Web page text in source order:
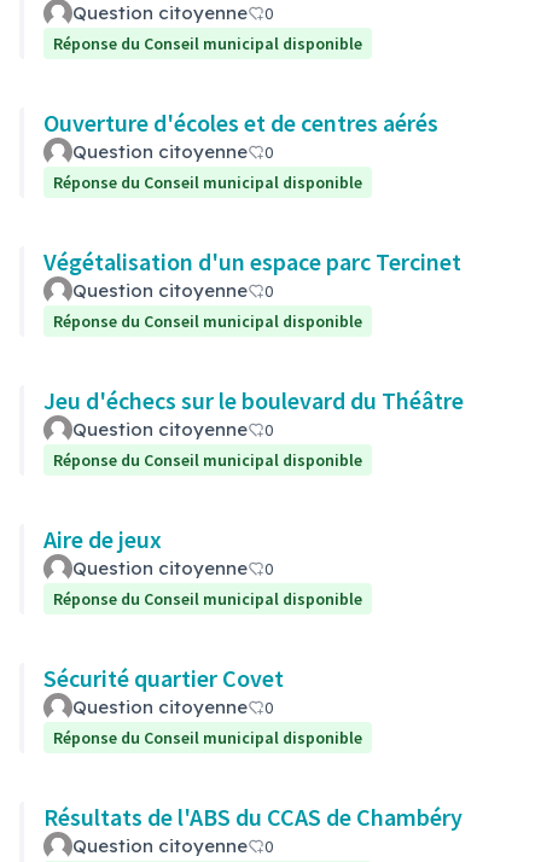
Question citoyenne
0
Réponse du Conseil municipal disponible
Ouverture d'écoles et de centres aérés
Question citoyenne
0
Réponse du Conseil municipal disponible
Végétalisation d'un espace parc Tercinet
Question citoyenne
0
Réponse du Conseil municipal disponible
Jeu d'échecs sur le boulevard du Théâtre
Question citoyenne
0
Réponse du Conseil municipal disponible
Aire de jeux
Question citoyenne
0
Réponse du Conseil municipal disponible
Sécurité quartier Covet
Question citoyenne
0
Réponse du Conseil municipal disponible
Résultats de l'ABS du CCAS de Chambéry
Question citoyenne
0